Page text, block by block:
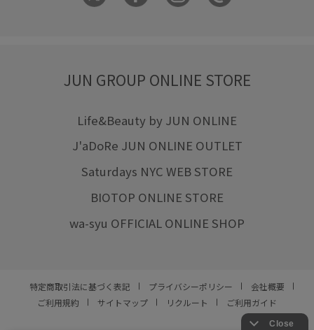
JUN GROUP ONLINE STORE
Life&Beauty by JUN ONLINE
J'aDoRe JUN ONLINE OUTLET
Saturdays NYC WEB STORE
BIOTOP ONLINE STORE
wa-syu OFFICIAL ONLINE SHOP
特定商取引法に基づく表記 プライバシーポリシー
会社概要
ご利用規約
サイトマップ リクルート ご利用ガイド